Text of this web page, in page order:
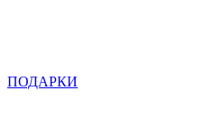
ПОДАРКИ